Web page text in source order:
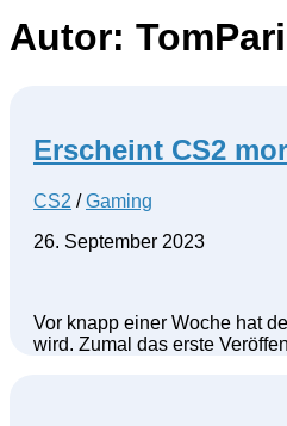
Autor:
Erscheint CS2
CS2 /Gaming
26. September 2023
Vor knapp einer Woche hat
wird. Zumal das erste